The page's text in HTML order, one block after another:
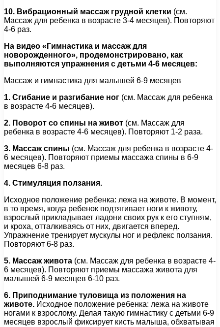
10. Вибрационный массаж грудной клетки (см.
Массаж для ребенка в возрасте 3-4 месяцев). Повторяют
4-6 раз.
На видео «Гимнастика и массаж для
новорожденного», продемонстрировано, как
выполняются упражнения с детьми 4-6 месяцев:
Массаж и гимнастика для малышей 6-9 месяцев
1. Сгибание и разгибание ног (см. Массаж для ребенка
в возрасте 4-6 месяцев).
2. Поворот со спины на живот (см. Массаж для
ребенка в возрасте 4-6 месяцев). Повторяют 1-2 раза.
3. Массаж спины (см. Массаж для ребенка в возрасте 4-
6 месяцев). Повторяют приемы массажа спины в 6-9
месяцев 6-8 раз.
4. Стимуляция ползания.
Исходное положение ребенка: лежа на животе. В момент,
в то время, когда ребенок подтягивает ноги к животу,
взрослый прикладывает ладони своих рук к его ступням,
и кроха, отталкиваясь от них, двигается вперед.
Упражнение тренирует мускулы ног и рефлекс ползания.
Повторяют 6-8 раз.
5. Массаж живота (см. Массаж для ребенка в возрасте 4-
6 месяцев). Повторяют приемы массажа живота для
малышей 6-9 месяцев 6-10 раз.
6. Приподнимание туловища из положения на
животе. Исходное положение ребенка: лежа на животе
ногами к взрослому. Делая такую гимнастику с детьми 6-9
месяцев взрослый фиксирует кисть малыша, обхватывая